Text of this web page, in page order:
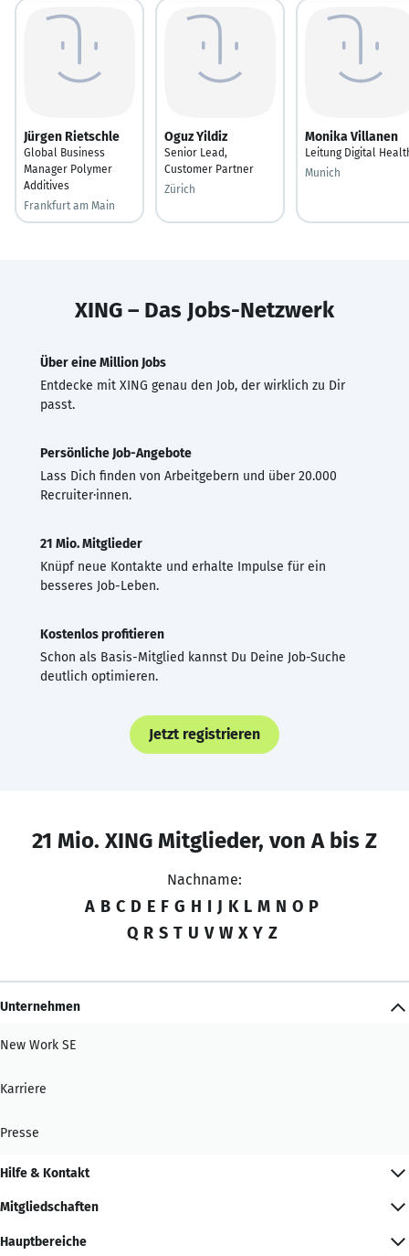
Jürgen Rietschle
Global Business
Manager Polymer
Additives
Frankfurt am Main
Oguz Yildiz
Senior Lead,
Customer Partner
Zürich
Monika Villanen
Leitung Digital
Munich
XING – Das Jobs-Netzwerk
Über eine Million Jobs
Entdecke mit XING genau den Job, der wirklich zu Dir
passt.
Persönliche Job-Angebote
Lass Dich finden von Arbeitgebern und über 20.000
Recruiter·innen.
21 Mio. Mitglieder
Knüpf neue Kontakte und erhalte Impulse für ein
besseres Job-Leben.
Kostenlos profitieren
Schon als Basis-Mitglied kannst Du Deine Job-Suche
deutlich optimieren.
Jetzt registrieren
21 Mio. XING Mitglieder, von A bis Z
Nachname:
A B C D E F G H I J K L M N O P
Q R S T U V W X Y Z
Unternehmen
New Work SE
Karriere
Presse
Hilfe & Kontakt
Mitgliedschaften
Hauptbereiche